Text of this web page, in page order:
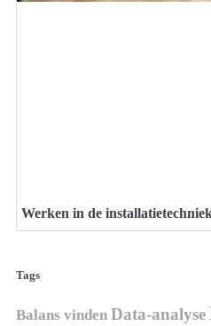
Werken in de
Tags
Balans vinden Data-analyse